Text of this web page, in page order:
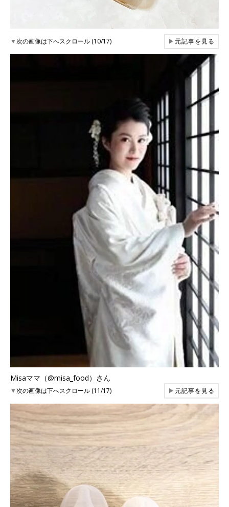
▼次の画像は下へスクロール (10/17) ▶元記事を見る
Misaママ（@misa_food）さん
▼次の画像は下へスクロール (11/17) ▶元記事を見る